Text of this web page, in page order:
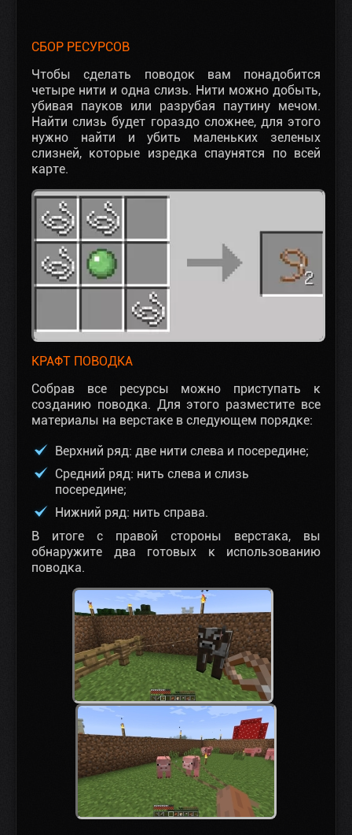
СБОР РЕСУРСОВ
Чтобы сделать поводок вам понадобится
четыре нити и одна слизь. Нити можно добыть,
убивая пауков или разрубая паутину мечом.
Найти слизь будет гораздо сложнее, для этого
нужно найти и убить маленьких зеленых
слизней, которые изредка спаунятся по всей
карте.
КРАФТ ПОВОДКА
Собрав все ресурсы можно приступать к
созданию поводка. Для этого разместите все
материалы на верстаке в следующем порядке:
Верхний ряд: две нити слева и посередине;
Средний ряд: нить слева и слизь
посередине;
Нижний ряд: нить справа.
В итоге с правой стороны верстака, вы
обнаружите два готовых к использованию
поводка.